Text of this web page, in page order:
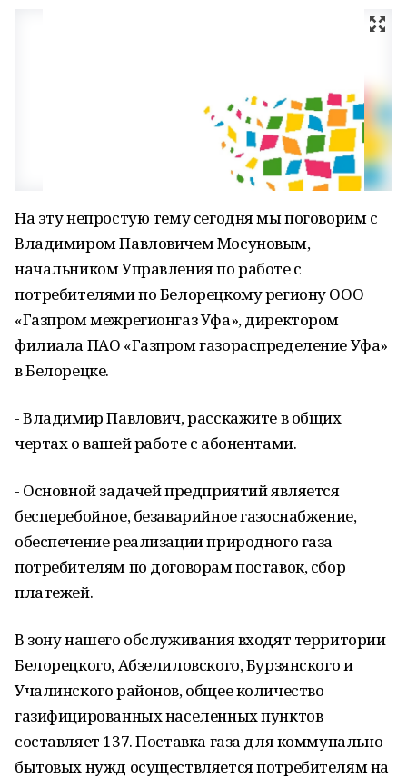
На эту непростую тему сегодня мы поговорим с
Владимиром Павловичем Мосуновым,
начальником Управления по работе с
потребителями по Белорецкому региону ООО
«Газпром межрегионгаз Уфа», директором
филиала ПАО «Газпром газораспределение Уфа»
в Белорецке.
- Владимир Павлович, расскажите в общих
чертах о вашей работе с абонентами.
- Основной задачей предприятий является
бесперебойное, безаварийное газоснабжение,
обеспечение реализации природного газа
потребителям по договорам поставок, сбор
платежей.
В зону нашего обслуживания входят территории
Белорецкого, Абзелиловского, Бурзянского и
Учалинского районов, общее количество
газифицированных населенных пунктов
составляет 137. Поставка газа для коммунально-
бытовых нужд осуществляется потребителям на